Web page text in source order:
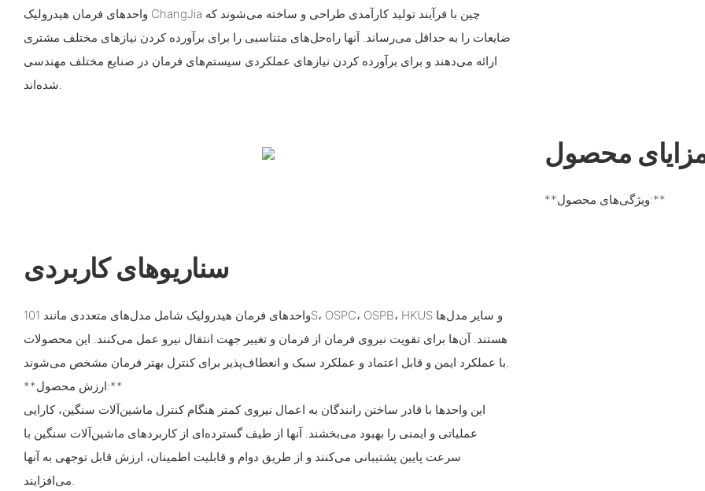
واحدهای فرمان هیدرولیک ChangJia چین با فرآیند تولید کارآمدی طراحی و ساخته می‌شوند که
ضایعات را به حداقل می‌رساند. آنها راه‌حل‌های متناسبی را برای برآورده کردن نیازهای مختلف مشتری
ارائه می‌دهند و برای برآورده کردن نیازهای عملکردی سیستم‌های فرمان در صنایع مختلف مهندسی
شده‌اند.
محصول
**ویژگی‌های محصول:**
سناریوهای کاربردی
واحدهای فرمان هیدرولیک شامل مدل‌های متعددی مانند 101S، OSPC، OSPB، HKUS و سایر مدل‌ها
هستند. آن‌ها برای تقویت نیروی فرمان از فرمان و تغییر جهت انتقال نیرو عمل می‌کنند. این محصولات
با عملکرد ایمن و قابل اعتماد و عملکرد سبک و انعطاف‌پذیر برای کنترل بهتر فرمان مشخص می‌شوند.
**ارزش محصول:**
این واحدها با قادر ساختن رانندگان به اعمال نیروی کمتر هنگام کنترل ماشین‌آلات سنگین، کارایی
عملیاتی و ایمنی را بهبود می‌بخشند. آنها از طیف گسترده‌ای از کاربردهای ماشین‌آلات سنگین با
سرعت پایین پشتیبانی می‌کنند و از طریق دوام و قابلیت اطمینان، ارزش قابل توجهی به آنها
می‌افزایند.